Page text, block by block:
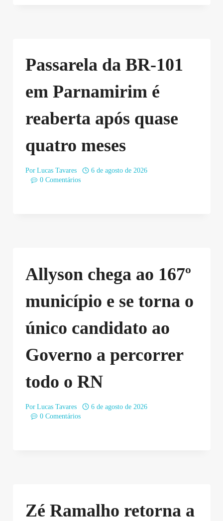
Passarela da BR-101
em Parnamirim é
reaberta após quase
quatro meses
Por Lucas Tavares
6 de agosto de 2026
0 Comentários
Allyson chega ao 167º
município e se torna o
único candidato ao
Governo a percorrer
todo o RN
Por Lucas Tavares
6 de agosto de 2026
0 Comentários
Zé Ramalho retorna a